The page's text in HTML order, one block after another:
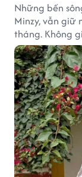
Những bến
Minzy, vẫn giữ
tháng. Không
tạo nên một